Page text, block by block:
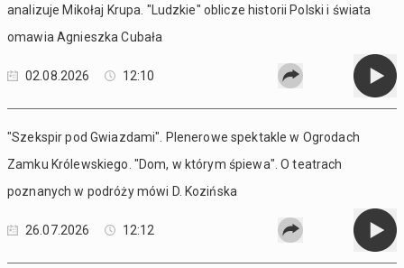
analizuje Mikołaj Krupa. "Ludzkie" oblicze historii Polski i świata
omawia Agnieszka Cubała
02.08.2026 12:10
"Szekspir pod Gwiazdami". Plenerowe spektakle w Ogrodach
Zamku Królewskiego. "Dom, w którym śpiewa". O teatrach
poznanych w podróży mówi D. Kozińska
26.07.2026 12:12